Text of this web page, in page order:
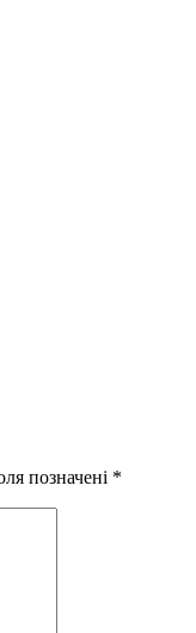
позначені *